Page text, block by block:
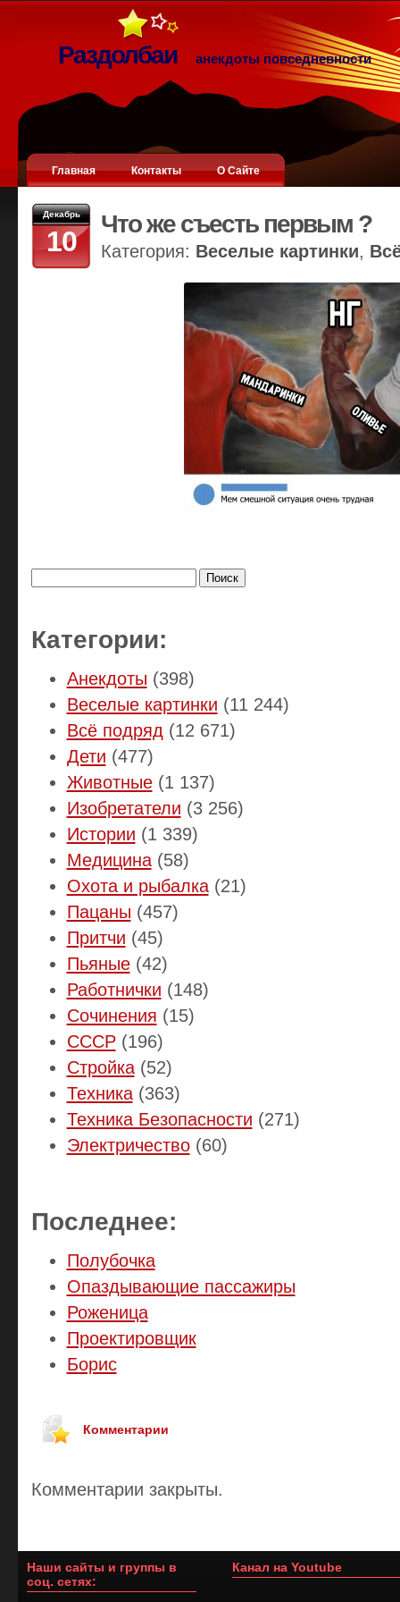
Раздолбаи анекдоты повседневности
Главная Контакты О Сайте
Декабрь
10
Что же съесть первым ?
Категория: Веселые картинки,
Категории:
Анекдоты (398)
Веселые картинки (11 244)
Всё подряд (12 671)
Дети (477)
Животные(1 137)
Изобретатели (3 256)
Истории (1 339)
Медицина(58)
Охота и рыбалка(21)
Пацаны (457)
Притчи (45)
Пьяные(42)
Работнички (148)
Сочинения (15)
СССР(196)
Стройка(52)
Техника(363)
Техника Безопасности (271)
Электричество(60)
Последнее:
Полубочка
Опаздывающие пассажиры
Роженица
Проектировщик
Борис
Комментарии
Комментарии закрыты.
Наши сайты и группы в
соц. сетях:
Канал на Youtube